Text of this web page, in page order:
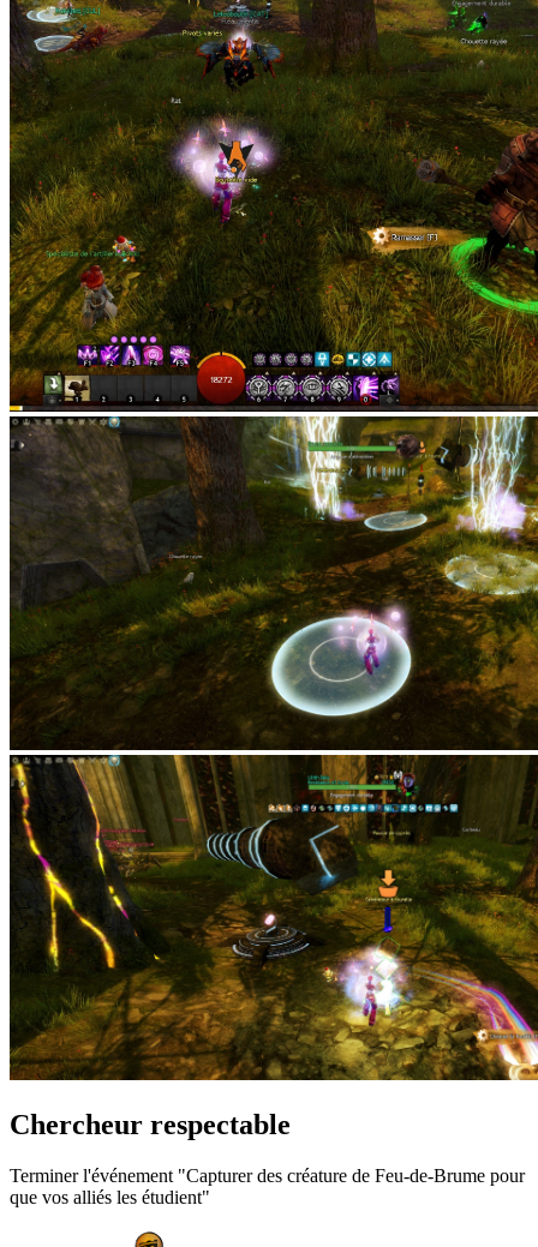
Chercheur respectable
Terminer l'événement "Capturer des créature de Feu-de-Brume pour
que vos alliés les étudient"